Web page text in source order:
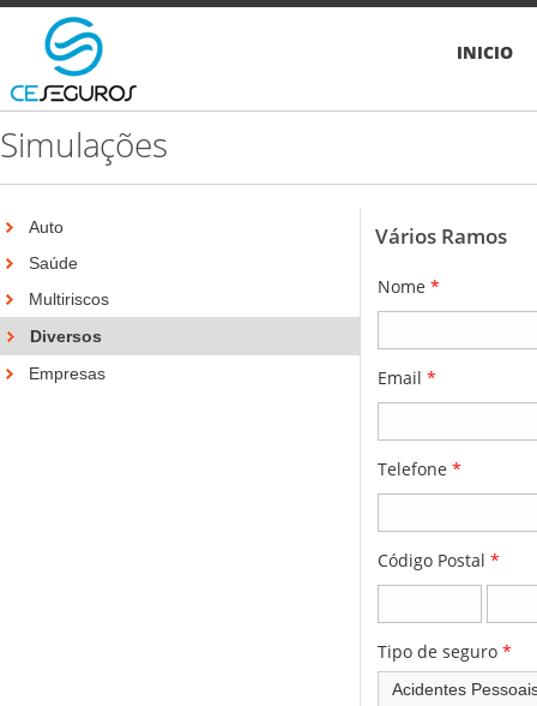
INICIO
Simulações
Auto
Saúde
Multiriscos
Diversos
Empresas
Vários Ramos
Nome *
Email *
Telefone *
Código Postal *
Tipo de seguro *